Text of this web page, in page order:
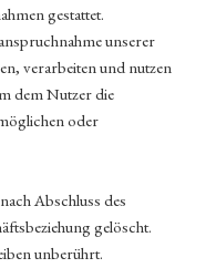
gestattet.
unserer
verarbeiten und nutzen
dem Nutzer die
oder
Abschluss des
gelöscht.
unberührt.